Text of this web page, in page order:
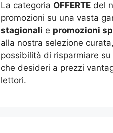
La categoria OFFERTE del
promozioni su una vasta
stagionali e promozioni
alla nostra selezione
possibilità di risparmiare
che desideri a prezzi
lettori.